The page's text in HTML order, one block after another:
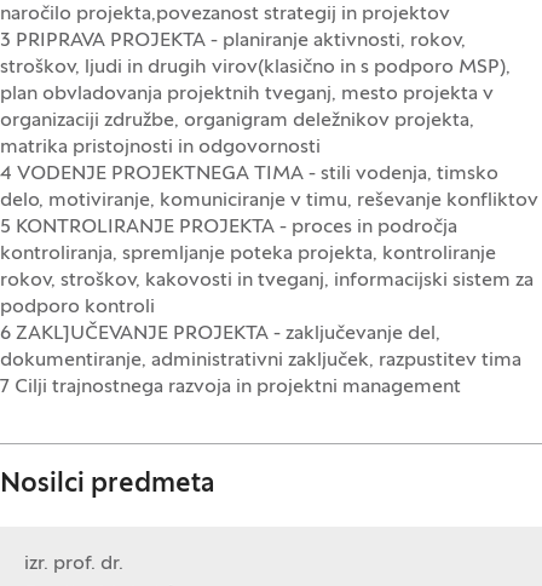
naročilo projekta,povezanost strategij in projektov
3 PRIPRAVA PROJEKTA - planiranje aktivnosti, rokov,
stroškov, ljudi in drugih virov(klasično in s podporo MSP),
plan obvladovanja projektnih tveganj, mesto projekta v
organizaciji združbe, organigram deležnikov projekta,
matrika pristojnosti in odgovornosti
4 VODENJE PROJEKTNEGA TIMA - stili vodenja, timsko
delo, motiviranje, komuniciranje v timu, reševanje konfliktov
5 KONTROLIRANJE PROJEKTA - proces in področja
kontroliranja, spremljanje poteka projekta, kontroliranje
rokov, stroškov, kakovosti in tveganj, informacijski sistem za
podporo kontroli
6 ZAKLJUČEVANJE PROJEKTA - zaključevanje del,
dokumentiranje, administrativni zaključek, razpustitev tima
7 Cilji trajnostnega razvoja in projektni management
Nosilci predmeta
izr. prof. dr.